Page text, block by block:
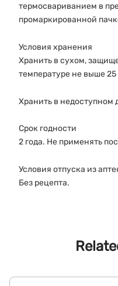
термосвариванием в
промаркированной
Условия хранения
Хранить в сухом,
температуре не выше 25
Хранить в недоступном
Срок годности
2 года. Не применять
Условия отпуска из
Без рецепта.